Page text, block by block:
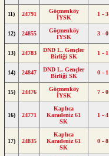
11) 24791
Göçmenköy
İYSK
1 - 3
12) 24855
Göçmenköy
İYSK
3 - 0
13) 24783
DND L. Gençler
Birliği SK
1 - 1
14) 24847
DND L. Gençler
Birliği SK
0 - 1
15) 24476
Göçmenköy
İYSK
7 - 0
16) 24771
Kaplıca
Karadeniz 61
SK
1 - 4
17) 24835
Kaplıca
Karadeniz 61
SK
0 - 8